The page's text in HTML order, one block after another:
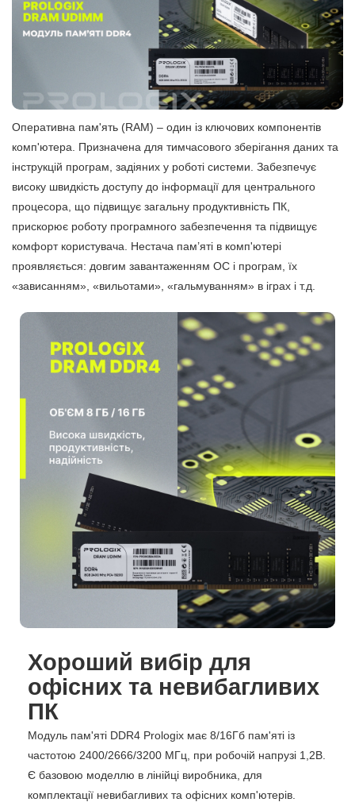
Оперативна пам'ять (RAM) – один із ключових компонентів
комп'ютера. Призначена для тимчасового зберігання даних та
інструкцій програм, задіяних у роботі системи. Забезпечує
високу швидкість доступу до інформації для центрального
процесора, що підвищує загальну продуктивність ПК,
прискорює роботу програмного забезпечення та підвищує
комфорт користувача. Нестача пам’яті в комп'ютері
проявляється: довгим завантаженням ОС і програм, їх
«зависанням», «вильотами», «гальмуванням» в іграх і т.д.
Хороший вибір для
офісних та невибагливих
ПК
Модуль пам'яті DDR4 Prologix має 8/16Гб пам'яті із
частотою 2400/2666/3200 МГц, при робочій напрузі 1,2В.
Є базовою моделлю в лінійці виробника, для
комплектації невибагливих та офісних комп'ютерів.